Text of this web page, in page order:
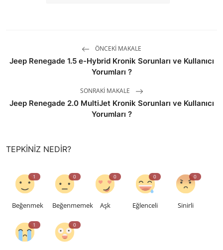
ÖNCEKI MAKALE
Jeep Renegade 1.5 e-Hybrid Kronik Sorunları ve Kullanıcı
Yorumları ?
SONRAKI MAKALE
Jeep Renegade 2.0 MultiJet Kronik Sorunları ve Kullanıcı
Yorumları ?
TEPKINIZ NEDIR?
1
Beğenmek
0
Beğenmemek
0
Aşk
0
Eğlenceli
0
Sinirli
1 0